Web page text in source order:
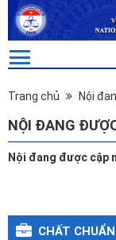
Trang chủ Nội
NỘI ĐANG
Nội đang được cập
CHẤT